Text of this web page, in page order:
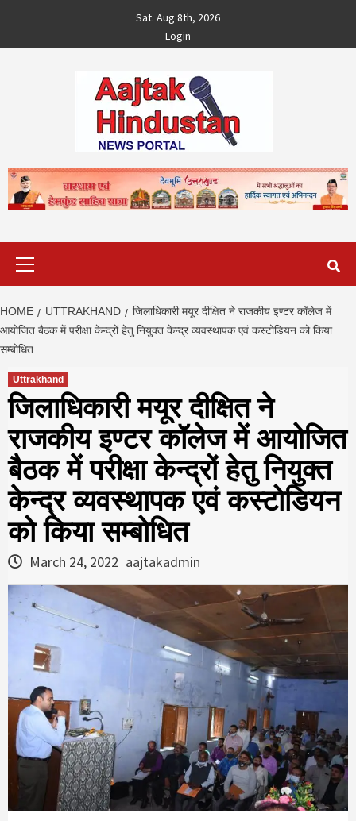
content
Sat. Aug 8th, 2026
Login
HOME UTTRAKHAND
जिलाधिकारी मयूर दीक्षित ने राजकीय इण्टर कॉलेज में
आयोजित बैठक में परीक्षा केन्द्रों हेतु नियुक्त केन्द्र व्यवस्थापक एवं कस्टोडियन को किया
सम्बोधित
Uttrakhand
जिलाधिकारी मयूर दीक्षित ने
राजकीय इण्टर कॉलेज में आयोजित
बैठक में परीक्षा केन्द्रों हेतु नियुक्त
केन्द्र व्यवस्थापक एवं कस्टोडियन
को किया सम्बोधित
March 24, 2022 aajtakadmin